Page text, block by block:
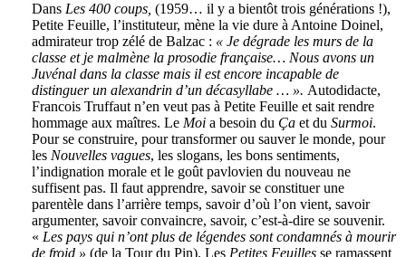
Dans Les 400 coups, (1959… il y a bientôt trois générations !),
Petite Feuille, l’instituteur, mène la vie dure à Antoine Doinel,
admirateur trop zélé de Balzac : « Je dégrade les murs de la
classe et je malmène la prosodie française… Nous avons un
Juvénal dans la classe mais il est encore incapable de
distinguer un alexandrin d’un décasyllabe … ». Autodidacte,
Francois Truffaut n’en veut pas à Petite Feuille et sait rendre
hommage aux maîtres. Le Moia besoin du Çaet du Surmoi.
Pour se construire, pour transformer ou sauver le monde, pour
les Nouvelles vagues, les slogans, les bons sentiments,
l’indignation morale et le goût pavlovien du nouveau ne
suffisent pas. Il faut apprendre, savoir se constituer une
parentèle dans l’arrière temps, savoir d’où l’on vient, savoir
argumenter, savoir convaincre, savoir, c’est-à-dire se souvenir.
« Les pays qui n’ont plus de légendes sont condamnés à mourir
de froid » (de la Tour du Pin). Les Petites Feuillesse ramassent